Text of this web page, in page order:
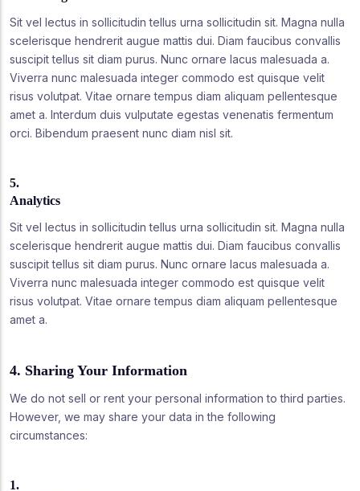
Sit vel lectus in sollicitudin tellus urna sollicitudin sit. Magna nulla
scelerisque hendrerit augue mattis dui. Diam faucibus convallis
suscipit tellus sit diam purus. Nunc ornare lacus malesuada a.
Viverra nunc malesuada integer commodo est quisque velit
risus volutpat. Vitae ornare tempus diam aliquam pellentesque
amet a. Interdum duis vulputate egestas venenatis fermentum
orci. Bibendum praesent nunc diam nisl sit.
5.
Analytics
Sit vel lectus in sollicitudin tellus urna sollicitudin sit. Magna nulla
scelerisque hendrerit augue mattis dui. Diam faucibus convallis
suscipit tellus sit diam purus. Nunc ornare lacus malesuada a.
Viverra nunc malesuada integer commodo est quisque velit
risus volutpat. Vitae ornare tempus diam aliquam pellentesque
amet a.
4. Sharing Your Information
We do not sell or rent your personal information to third parties.
However, we may share your data in the following
circumstances:
1.